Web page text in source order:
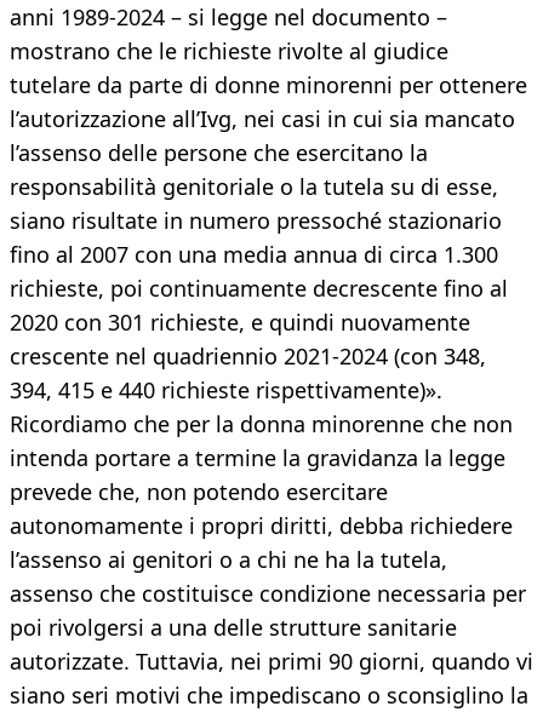
anni 1989-2024 – si legge nel documento –
mostrano che le richieste rivolte al giudice
tutelare da parte di donne minorenni per ottenere
l’autorizzazione all’Ivg, nei casi in cui sia mancato
l’assenso delle persone che esercitano la
responsabilità genitoriale o la tutela su di esse,
siano risultate in numero pressoché stazionario
fino al 2007 con una media annua di circa 1.300
richieste, poi continuamente decrescente fino al
2020 con 301 richieste, e quindi nuovamente
crescente nel quadriennio 2021-2024 (con 348,
394, 415 e 440 richieste rispettivamente)».
Ricordiamo che per la donna minorenne che non
intenda portare a termine la gravidanza la legge
prevede che, non potendo esercitare
autonomamente i propri diritti, debba richiedere
l’assenso ai genitori o a chi ne ha la tutela,
assenso che costituisce condizione necessaria per
poi rivolgersi a una delle strutture sanitarie
autorizzate. Tuttavia, nei primi 90 giorni, quando vi
siano seri motivi che impediscano o sconsiglino la